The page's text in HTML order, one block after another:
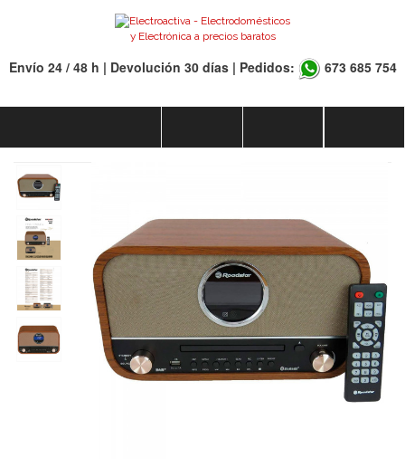
Envío 24 / 48 h | Devolución 30 días | Pedidos: 673 685 754